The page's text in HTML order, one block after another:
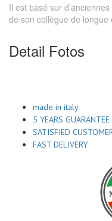
Il est basé sur
de son collègue de
Detail Fotos
made in italy
5 YEARS GUARANTEE
SATISFIED
FAST DELIVERY